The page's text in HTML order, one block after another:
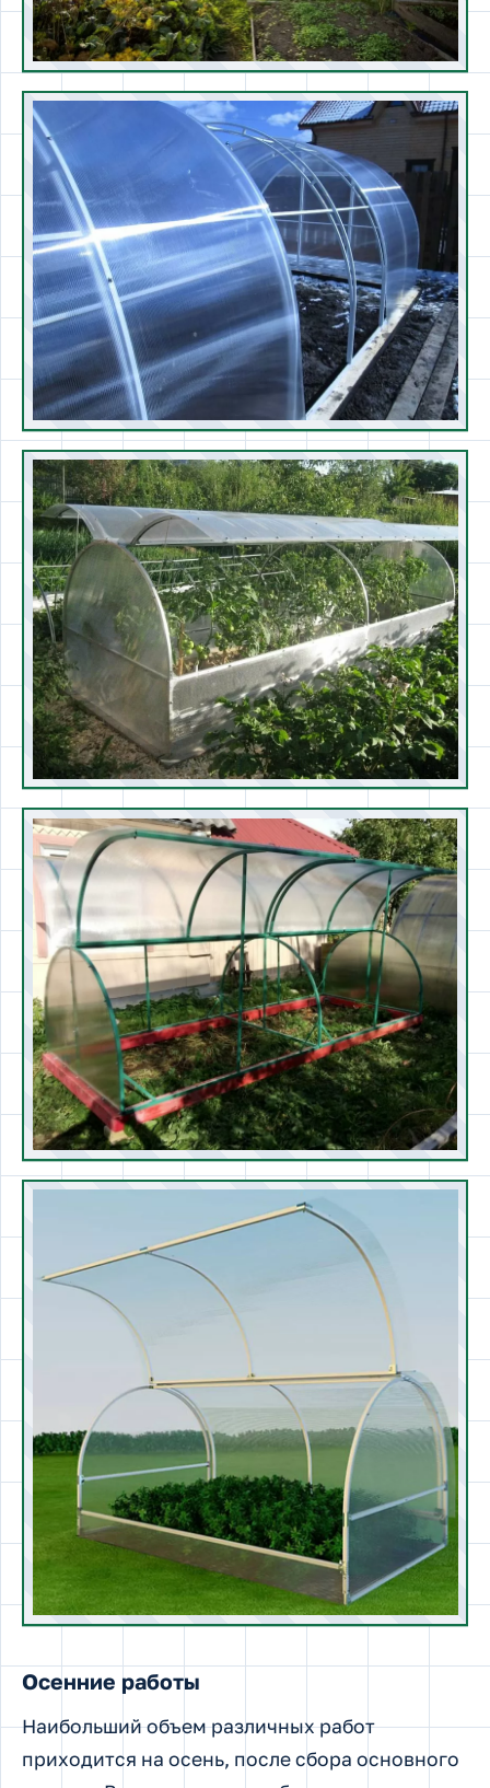
Осенние работы
Наибольший объем различных работ
приходится на осень, после сбора основного